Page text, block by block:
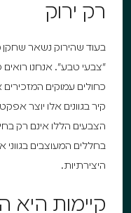
רק ירוק
"צבעי טבע". אנחנו רואים
כחולים עמוקים המזכירים
קיר בגוונים אלו יוצר
הצבעים הללו אינם רק
בחללים המעוצבים
היצירתיות.
קיימות